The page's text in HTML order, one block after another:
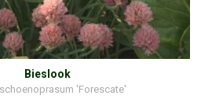
Bieslook
'Forescate'